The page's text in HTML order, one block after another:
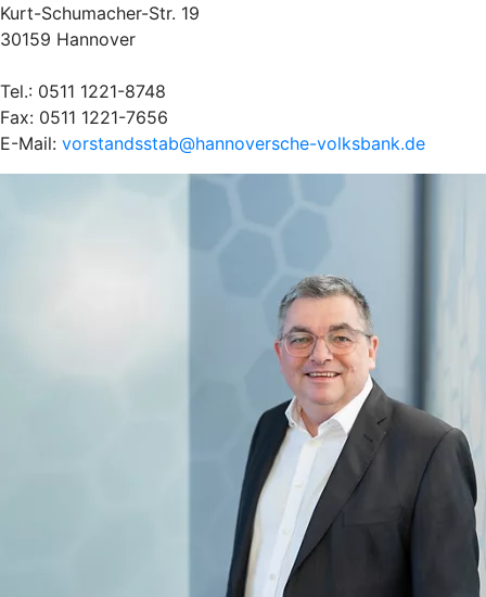
Kurt-Schumacher-Str. 19
30159 Hannover
Tel.: 0511 1221-8748
Fax: 0511 1221-7656
E-Mail: vorstandsstab@hannoversche-volksbank.de